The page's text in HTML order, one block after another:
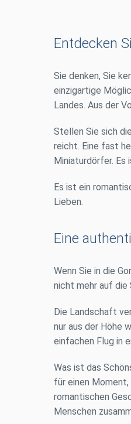
Entdecken
Sie denken, Sie
einzigartige
Landes. Aus der
Stellen Sie sich
reicht. Eine fast
Miniaturdörfer. Es
Es ist ein
Lieben.
Eine
Wenn Sie in die
nicht mehr auf die
Die Landschaft
nur aus der Höhe
einfachen Flug in
Was ist das
für einen Moment,
romantischen
Menschen